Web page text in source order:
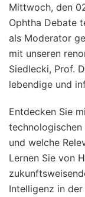
Mittwoch, den
Ophtha Debate
als Moderator
mit unseren
Siedlecki, Prof.
lebendige und
Entdecken Sie
und welche
Lernen Sie von
Intelligenz in der